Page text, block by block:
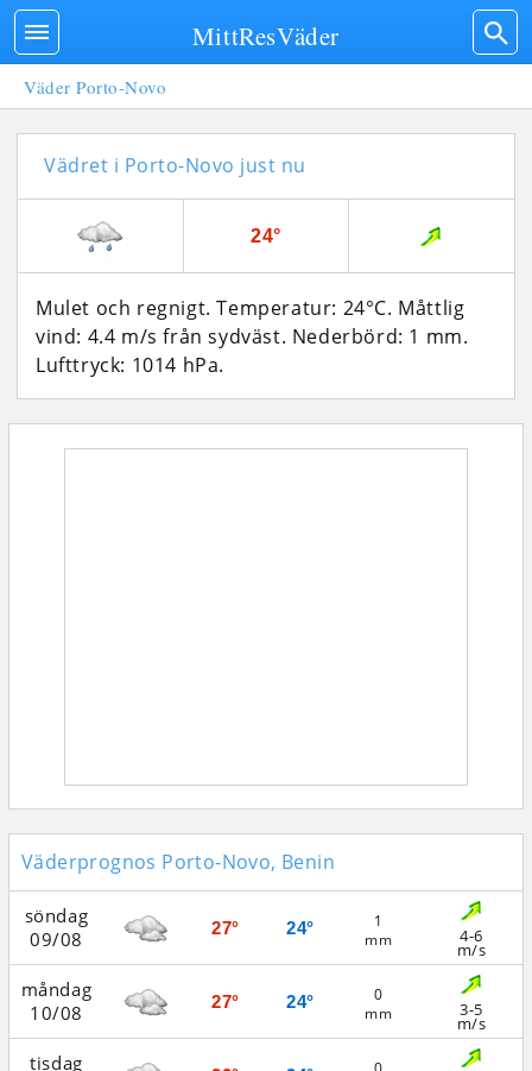
Väder Porto-Novo
Vädret i Porto-Novo just nu
24°
Mulet och regnigt. Temperatur: 24°C. Måttlig
vind: 4.4 m/s från sydväst. Nederbörd: 1 mm.
Lufttryck: 1014 hPa.
Väderprognos Porto-Novo, Benin
söndag
09/08
måndag
10/08
tisdag
27°
27°
24°
24°
1
mm
0
mm
4-6
m/s
3-5
m/s
MittResVäder